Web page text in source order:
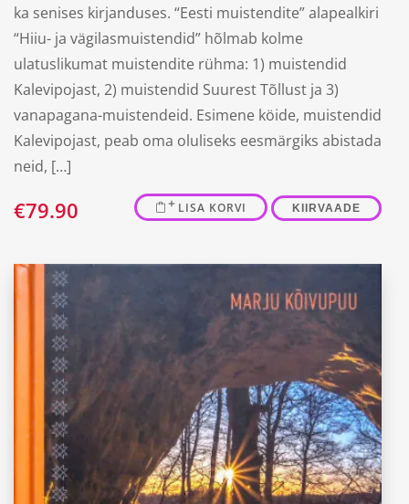
ka senises kirjanduses. “Eesti muistendite” alapealkiri
“Hiiu- ja vägilasmuistendid” hõlmab kolme
ulatuslikumat muistendite rühma: 1) muistendid
Kalevipojast, 2) muistendid Suurest Tõllust ja 3)
vanapagana-muistendeid. Esimene köide, muistendid
Kalevipojast, peab oma oluliseks eesmärgiks abistada
neid, […]
€79.90 LISA KORVI KIIRVAADE